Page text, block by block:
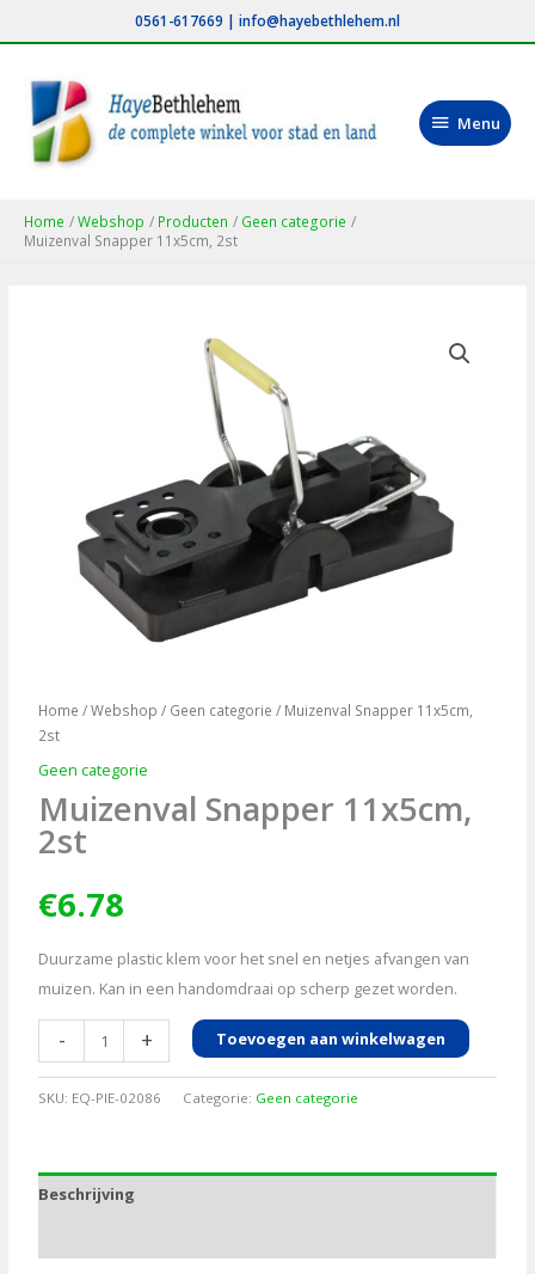
naar
inhoud
0561-617669 | info@hayebethlehem.nl
Menu
Menu
Home Webshop Producten
Geen categorie
Muizenval Snapper 11x5cm, 2st
Home /Webshop / Geen categorie / Muizenval Snapper 11x5cm,
2st
Geen categorie
Muizenval Snapper 11x5cm,
2st
€6.78
Duurzame plastic klem voor het snel en netjes afvangen van
muizen. Kan in een handomdraai op scherp gezet worden.
-
Muizenval
Snapper
+ Toevoegen aan winkelwagen
SKU: EQ-PIE-02086 Categorie: Geen categorie
Beschrijving